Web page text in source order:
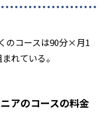
のコースは90分×月1
れている。
アのコースの料金